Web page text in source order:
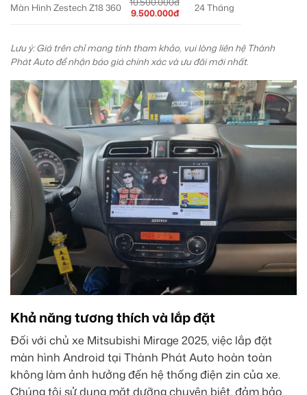
Màn Hình Zestech Z18 360
9.500.000đ
24 Tháng
Lưu ý: Giá trên chỉ mang tính tham khảo, vui lòng liên hệ Thành
Phát Auto để nhận báo giá chính xác và ưu đãi mới nhất.
Khả năng tương thích và lắp đặt
Đối với chủ xe Mitsubishi Mirage 2025, việc lắp đặt
màn hình Android tại Thành Phát Auto hoàn toàn
không làm ảnh hưởng đến hệ thống điện zin của xe.
Chúng tôi sử dụng mặt dưỡng chuyên biệt, đảm bảo